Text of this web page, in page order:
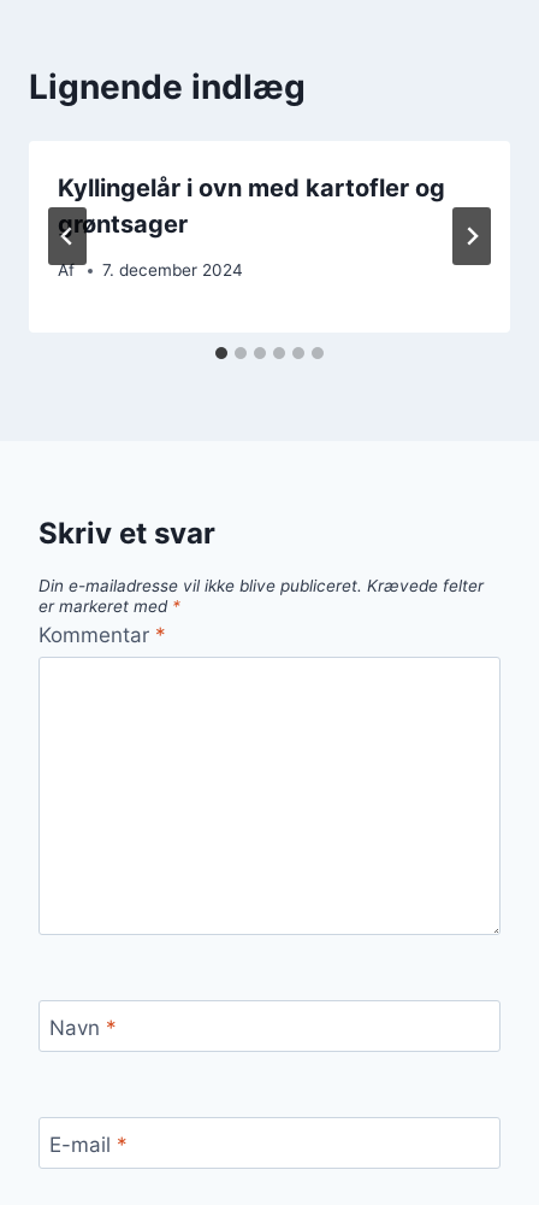
Lignende indlæg
Kyllingelår i ovn med kartofler og
grøntsager
Af 7. december 2024
Skriv et svar
Din e-mailadresse vil ikke blive publiceret. Krævede felter
er markeret med *
Kommentar *
Navn *
E-mail *